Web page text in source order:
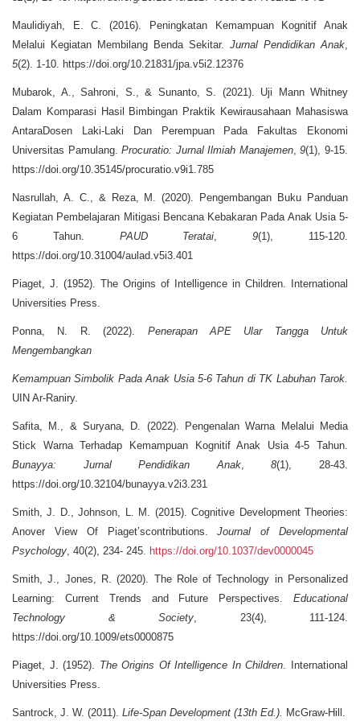
Maulidiyah, E. C. (2016). Peningkatan Kemampuan Kognitif Anak
Melalui Kegiatan Membilang Benda Sekitar. Jurnal Pendidikan Anak,
5(2). 1-10. https://doi.org/10.21831/jpa.v5i2.12376
Mubarok, A., Sahroni, S., & Sunanto, S. (2021). Uji Mann Whitney
Dalam Komparasi Hasil Bimbingan Praktik Kewirausahaan Mahasiswa
AntaraDosen Laki-Laki Dan Perempuan Pada Fakultas Ekonomi
Universitas Pamulang.Procuratio: Jurnal Ilmiah Manajemen,9(1), 9-15.
https://doi.org/10.35145/procuratio.v9i1.785
Nasrullah, A. C., & Reza, M. (2020). Pengembangan Buku Panduan
Kegiatan Pembelajaran Mitigasi Bencana Kebakaran Pada Anak Usia 5-
6 Tahun. PAUD Teratai,9(1), 115-120.
https://doi.org/10.31004/aulad.v5i3.401
Piaget, J. (1952). The Origins of Intelligence in Children. International
Universities Press.
Ponna, N. R. (2022). Penerapan APE Ular Tangga Untuk
Mengembangkan
Kemampuan Simbolik Pada Anak Usia 5-6 Tahun di TK Labuhan Tarok.
UIN Ar-Raniry.
Safita, M., & Suryana, D. (2022). Pengenalan Warna Melalui Media
Stick Warna Terhadap Kemampuan Kognitif Anak Usia 4-5 Tahun.
Bunayya: Jurnal Pendidikan Anak,8(1), 28-43.
https://doi.org/10.32104/bunayya.v2i3.231
Smith, J. D., Johnson, L. M. (2015). Cognitive Development Theories:
Anover View Of Piaget’scontributions.Journal of Developmental
Psychology, 40(2), 234- 245. https://doi.org/10.1037/dev0000045
Smith, J., Jones, R. (2020). The Role of Technology in Personalized
Learning: Current Trends and Future Perspectives. Educational
Technology & Society, 23(4), 111-124.
https://doi.org/10.1009/ets0000875
Piaget, J. (1952). The Origins Of Intelligence In Children. International
Universities Press.
Santrock, J. W. (2011). Life-Span Development (13th Ed.). McGraw-Hill.